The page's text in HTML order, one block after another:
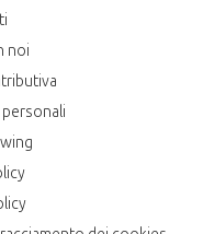
noi
personali